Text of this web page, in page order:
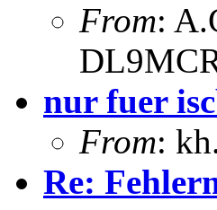
From:
nur fuer
From:
Re: